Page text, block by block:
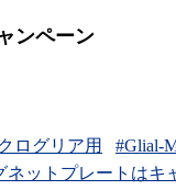
ンペーン
ログリア用 #Glial-
ネットプレートはキ